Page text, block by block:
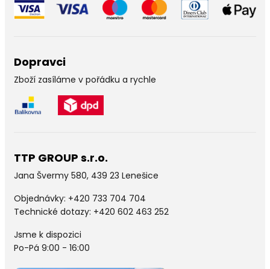
Dopravci
Zboží zasíláme v pořádku a rychle
TTP GROUP s.r.o.
Jana Švermy 580, 439 23 Lenešice
Objednávky: +420 733 704 704
Technické dotazy: +420 602 463 252
Jsme k dispozici
Po-Pá 9:00 - 16:00